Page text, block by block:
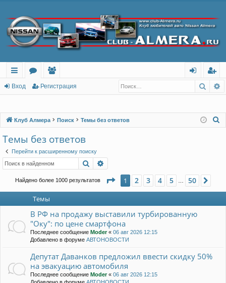
с
лк
о
м
ол
ов
ел
и
ег
тр
Вход Регистрация
Клуб Алмера Поиск Темы без ответов
Темы без ответов
Перейти к расширенному поиску
Поиск
Найдено более 1000 результатов Страница из 50
1 2 3 4 5 50
Темы
В РФ на продажу выставили турбированную
"Оку": по цене смартфона
Последнее сообщение Moder« 06 авг 2026 12:15
Добавлено в форуме АВТОНОВОСТИ
Депутат Даванков предложил ввести скидку 50%
на эвакуацию автомобиля
Последнее сообщение Moder« 06 авг 2026 12:15